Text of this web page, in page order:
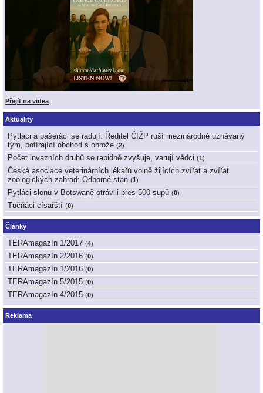
Přejít na videa
Aktuality
Pytláci a pašeráci se radují. Ředitel ČIŽP ruší mezinárodně uznávaný
tým, potírající obchod s ohrože (2)
Počet invazních druhů se rapidně zvyšuje, varují vědci (1 )
Česká asociace veterinárních lékařů volně žijících zvířat a zvířat
zoologických zahrad: Odborné stan (1 )
Pytláci slonů v Botswaně otrávili přes 500 supů (0)
Tučňáci císařští (0)
Články
TERAmagazín 1/2017 (4)
TERAmagazín 2/2016 (0)
TERAmagazín 1/2016 (0)
TERAmagazín 5/2015 (0)
TERAmagazín 4/2015 (0)
Reklama